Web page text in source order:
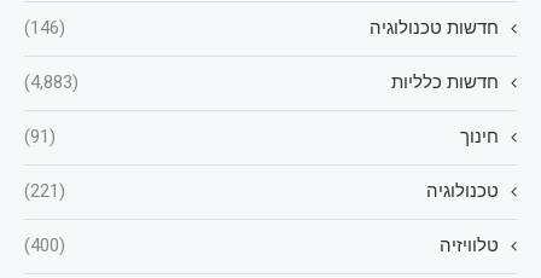
חדשות טכנולוגיה (146)
חדשות כלליות (4,883)
חינוך (91)
טכנולוגיה (221)
טלוויזיה (400)